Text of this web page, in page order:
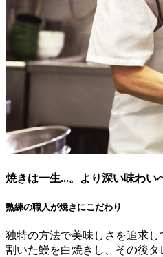
焼きは一生...。より深い味わい
熟練の職人が焼きにこだわり
独特の方法で美味しさを追求し
割いた鰻を白焼きし、その後